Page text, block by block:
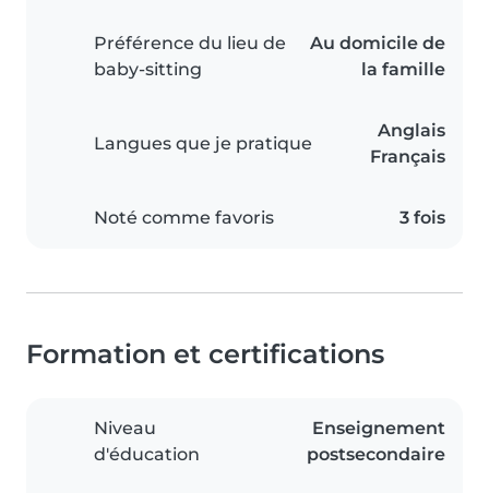
Préférence du lieu de
baby-sitting
Au domicile de
la famille
Langues que je pratique
Anglais
Français
Noté comme favoris 3 fois
Formation et certifications
Niveau
d'éducation
Enseignement
postsecondaire